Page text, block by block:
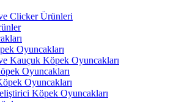
Clicker Ürünleri
Oyuncakları
Kauçuk Köpek Oyuncakları
Oyuncakları
Oyuncakları
Köpek Oyuncakları